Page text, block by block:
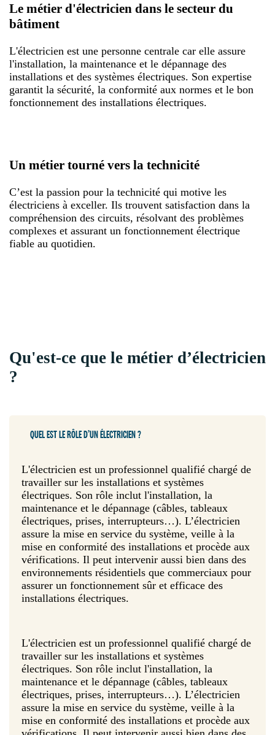
Le métier d'électricien dans le secteur du
bâtiment
L'électricien est une personne centrale car elle assure
l'installation, la maintenance et le dépannage des
installations et des systèmes électriques. Son expertise
garantit la sécurité, la conformité aux normes et le bon
fonctionnement des installations électriques.
Un métier tourné vers la technicité
C’est la passion pour la technicité qui motive les
électriciens à exceller. Ils trouvent satisfaction dans la
compréhension des circuits, résolvant des problèmes
complexes et assurant un fonctionnement électrique
fiable au quotidien.
Qu'est-ce que le métier d’électricien
?
QUEL EST LE RÔLE D’UN ÉLECTRICIEN ?
L'électricien est un professionnel qualifié chargé de
travailler sur les installations et systèmes
électriques. Son rôle inclut l'installation, la
maintenance et le dépannage (câbles, tableaux
électriques, prises, interrupteurs…). L’électricien
assure la mise en service du système, veille à la
mise en conformité des installations et procède aux
vérifications. Il peut intervenir aussi bien dans des
environnements résidentiels que commerciaux pour
assurer un fonctionnement sûr et efficace des
installations électriques.
L'électricien est un professionnel qualifié chargé de
travailler sur les installations et systèmes
électriques. Son rôle inclut l'installation, la
maintenance et le dépannage (câbles, tableaux
électriques, prises, interrupteurs…). L’électricien
assure la mise en service du système, veille à la
mise en conformité des installations et procède aux